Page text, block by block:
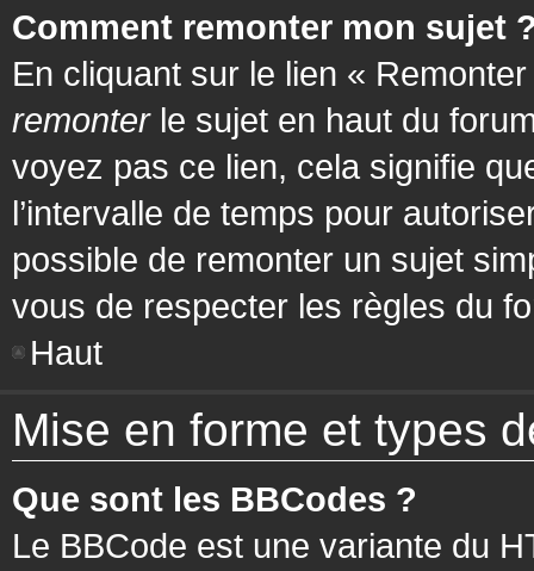
Comment remonter mon sujet
En cliquant sur le lien «
remonterle sujet en haut du
voyez pas ce lien, cela signifie
l’intervalle de temps pour
possible de remonter un sujet
vous de respecter les règles du
Haut
Mise en forme et types
Que sont les BBCodes ?
Le BBCode est une variante du